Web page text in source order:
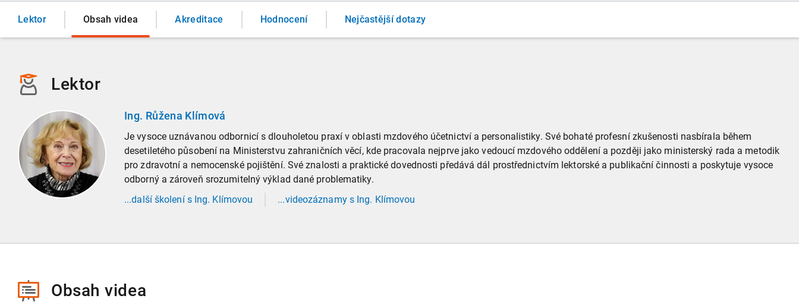
Lektor Obsah videa Akreditace Hodnocení Nejčastější dotazy
Lektor
Ing. Růžena Klímová
Je vysoce uznávanou odbornicí s dlouholetou praxí v oblasti mzdového účetnictví a personalistiky. Své bohaté profesní zkušenosti nasbírala během
desetiletého působení na Ministerstvu zahraničních věcí, kde pracovala nejprve jako vedoucí mzdového oddělení a později jako ministerský rada a metodik
pro zdravotní a nemocenské pojištění. Své znalosti a praktické dovednosti předává dál prostřednictvím lektorské a publikační činnosti a poskytuje vysoce
odborný a zároveň srozumitelný výklad dané problematiky.
...další školení s Ing. Klímovou ...videozáznamy s Ing. Klímovou
Obsah videa